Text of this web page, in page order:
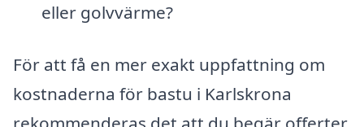
eller golvvärme?
För att få en mer exakt uppfattning om
kostnaderna för bastu i Karlskrona